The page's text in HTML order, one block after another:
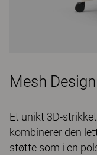
Mesh Design
Et unikt 3D-
kombinerer den
støtte som i en